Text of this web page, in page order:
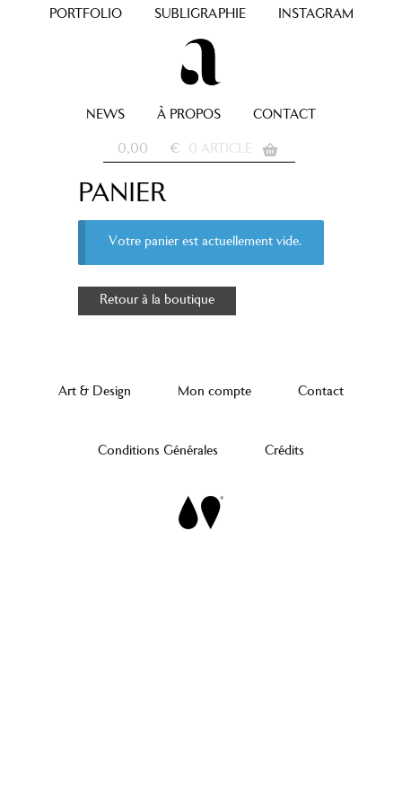
PORTFOLIO SUBLIGRAPHIE INSTAGRAM
NEWS À PROPOS CONTACT
0,00 € 0 ARTICLE
PANIER
Votre panier est actuellement vide.
Retour à la boutique
Art & Design Mon compte Contact
Conditions Générales Crédits